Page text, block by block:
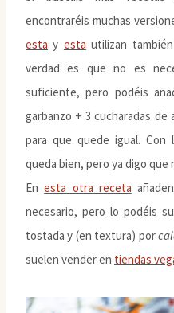
encontraréis muchas
esta y esta utilizan
verdad es que no es
suficiente, pero podéis
garbanzo + 3 cucharadas de
para que quede igual. Con
queda bien, pero ya digo que
Enesta otra receta
necesario, pero lo podéis
tostada y (en textura) por
suelen vender en tiendas